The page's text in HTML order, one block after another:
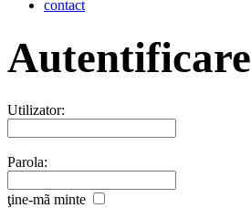
contact
Autentificare
Utilizator:
Parola:
ţine-mã minte